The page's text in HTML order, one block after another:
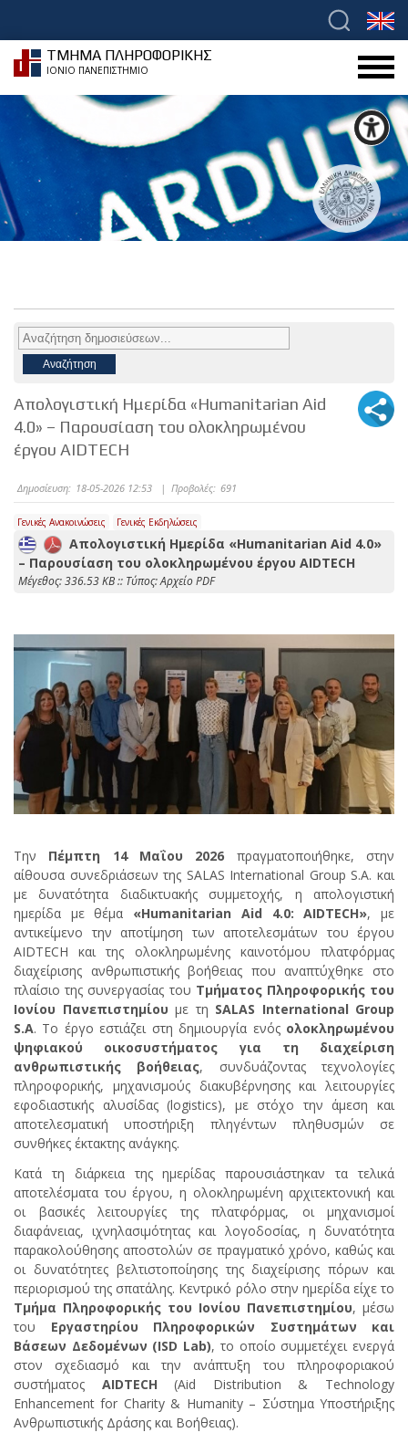
ΤΜΗΜΑ ΠΛΗΡΟΦΟΡΙΚΗΣ
ΙΟΝΙΟ ΠΑΝΕΠΙΣΤΗΜΙΟ
Απολογιστική Ημερίδα «Humanitarian Aid
4.0» – Παρουσίαση του ολοκληρωμένου
έργου AIDTECH
Δημοσίευση: 18-05-2026 12:53 | Προβολές: 691
Γενικές Ανακοινώσεις Γενικές Εκδηλώσεις
Απολογιστική Ημερίδα «Humanitarian Aid 4.0»
– Παρουσίαση του ολοκληρωμένου έργου AIDTECH
Mέγεθος: 336.53 KB :: Τύπος: Αρχείο PDF
Την Πέμπτη 14 Μαΐου 2026 πραγματοποιήθηκε, στην
αίθουσα συνεδριάσεων της SALAS International Group S.A. και
με δυνατότητα διαδικτυακής συμμετοχής, η απολογιστική
ημερίδα με θέμα «Humanitarian Aid 4.0:AIDTECH», με
αντικείμενο την αποτίμηση των αποτελεσμάτων του έργου
AIDTECH και της ολοκληρωμένης καινοτόμου πλατφόρμας
διαχείρισης ανθρωπιστικής βοήθειας που αναπτύχθηκε στο
πλαίσιο της συνεργασίας του Τμήματος Πληροφορικής του
Ιονίου Πανεπιστημίου με τη SALAS International Group
S.A. Το έργο εστιάζει στη δημιουργία ενός ολοκληρωμένου
ψηφιακού οικοσυστήματος για τη διαχείριση
ανθρωπιστικής βοήθειας, συνδυάζοντας τεχνολογίες
πληροφορικής, μηχανισμούς διακυβέρνησης και λειτουργίες
εφοδιαστικής αλυσίδας (logistics), με στόχο την άμεση και
αποτελεσματική υποστήριξη πληγέντων πληθυσμών σε
συνθήκες έκτακτης ανάγκης.
Κατά τη διάρκεια της ημερίδας παρουσιάστηκαν τα τελικά
αποτελέσματα του έργου, η ολοκληρωμένη αρχιτεκτονική και
οι βασικές λειτουργίες της πλατφόρμας, οι μηχανισμοί
διαφάνειας, ιχνηλασιμότητας και λογοδοσίας, η δυνατότητα
παρακολούθησης αποστολών σε πραγματικό χρόνο, καθώς και
οι δυνατότητες βελτιστοποίησης της διαχείρισης πόρων και
περιορισμού της σπατάλης. Κεντρικό ρόλο στην ημερίδα είχε το
Τμήμα Πληροφορικής του Ιονίου Πανεπιστημίου, μέσω
του Εργαστηρίου Πληροφορικών Συστημάτων και
Βάσεων Δεδομένων (ISD Lab), το οποίο συμμετέχει ενεργά
στον σχεδιασμό και την ανάπτυξη του πληροφοριακού
συστήματος AIDTECH (Aid Distribution & Technology
Enhancement for Charity & Humanity – Σύστημα Υποστήριξης
Ανθρωπιστικής Δράσης και Βοήθειας).